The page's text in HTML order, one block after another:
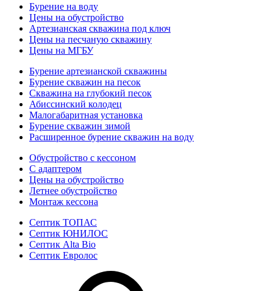
Бурение на воду
Цены на обустройство
Артезианская скважина под ключ
Цены на песчаную скважину
Цены на МГБУ
Бурение артезианской скважины
Бурение скважин на песок
Скважина на глубокий песок
Абиссинский колодец
Малогабаритная установка
Бурение скважин зимой
Расширенное бурение скважин на воду
Обустройство с кессоном
С адаптером
Цены на обустройство
Летнее обустройство
Монтаж кессона
Септик ТОПАС
Септик ЮНИЛОС
Септик Alta Bio
Септик Евролос